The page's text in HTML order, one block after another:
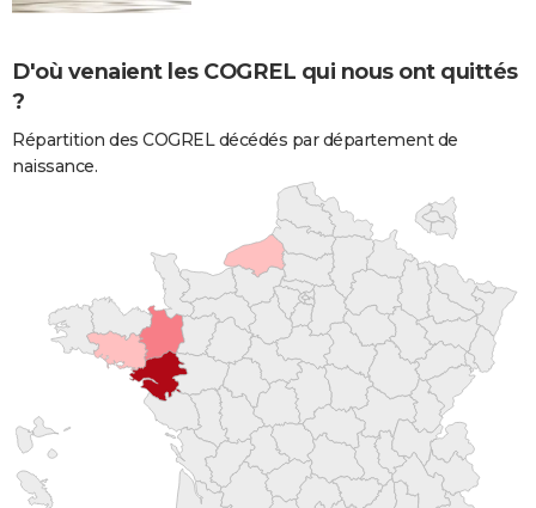
D'où venaient les COGREL qui nous ont quittés
?
Répartition des COGREL décédés par département de
naissance.